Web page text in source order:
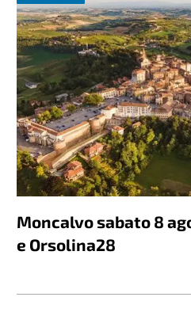
Moncalvo sabato 8
e Orsolina28